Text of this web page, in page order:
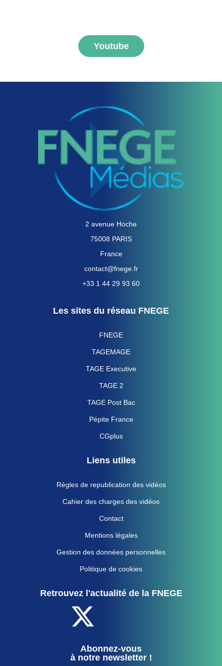
Youtube
2 avenue Hoche
75008 PARIS
France
contact@fnege.fr
+33 1 44 29 93 60
Les sites du réseau FNEGE
FNEGE
TAGEMAGE
TAGE Executive
TAGE 2
TAGE Post Bac
Pépite France
CGplus
Liens utiles
Règles de republication des vidéos
Cahier des charges des vidéos
Contact
Mentions légales
Gestion des données personnelles
Politique de cookies
Retrouvez l'actualité de la FNEGE
Abonnez-vous
à notre newsletter !